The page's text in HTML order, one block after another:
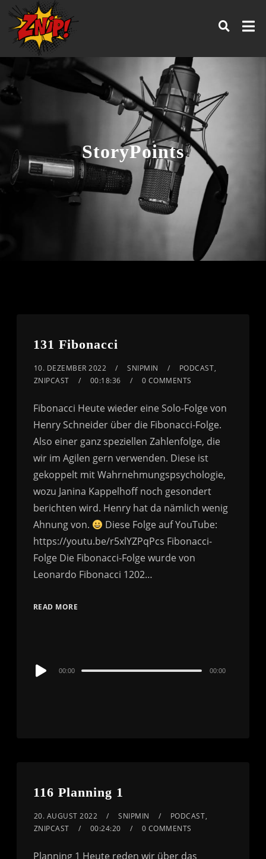
StoryPoints
131 Fibonacci
10. DEZEMBER 2022 SNIPMIN PODCAST,
ZNIPCAST
00:18:36 0 COMMENTS
Fibonacci Heute wieder eine Solo-Folge von
Henry Schneider über die Fibonacci-Folge.
Also einer ganz speziellen Zahlenfolge, die
wir im Agilen gern verwenden. Diese ist
gekoppelt mit Wahrnehmungspsychologie,
wozu Janina Kappelhoff noch gesondert
berichten wird. Henry hat da nämlich wenig
Ahnung von.
Diese Folge auf YouTube:
https://youtu.be/r5xlYZPqPcs Fibonacci-
Folge Die Fibonacci-Folge wurde von
Leonardo Fibonacci 1202…
READ MORE
Audio
00:00 00:00
116 Planning 1
20. AUGUST 2022 SNIPMIN PODCAST,
ZNIPCAST
00:24:20 0 COMMENTS
Planning 1 Heute reden wir über das